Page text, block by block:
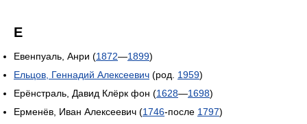
Е
Евенпуаль, Анри (1872—1899)
Ельцов, Геннадий Алексеевич (род. 1959)
Ерёнстраль, Давид Клёрк фон (1628—1698)
Ерменёв, Иван Алексеевич (1746-после 1797)